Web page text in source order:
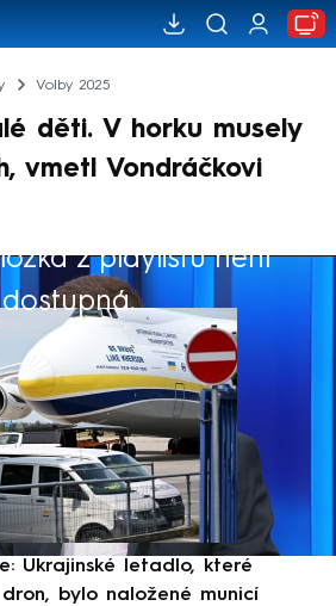
Volby 2025
děti. V horku musely
vmetl Vondráčkovi
z playlistu není
dostupná.
Ukrajinské letadlo, které
bylo naložené municí